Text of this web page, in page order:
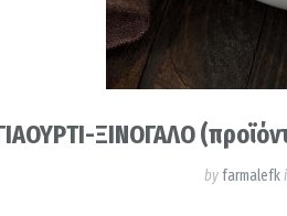
ΞΙΝΟΓΑΛΟ
byfarmalefk